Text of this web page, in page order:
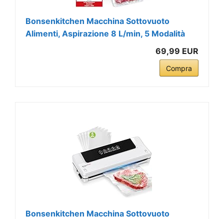
Bonsenkitchen Macchina Sottovuoto
Alimenti, Aspirazione 8 L/min, 5 Modalità
69,99 EUR
Compra
Bonsenkitchen Macchina Sottovuoto